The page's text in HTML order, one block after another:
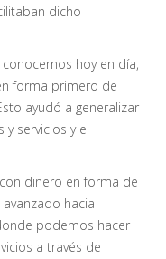
dicho
hoy en día,
forma primero de
ayudó a generalizar
servicios y el
dinero en forma de
hacia
podemos hacer
a través de